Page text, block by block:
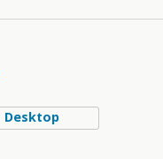
Desktop